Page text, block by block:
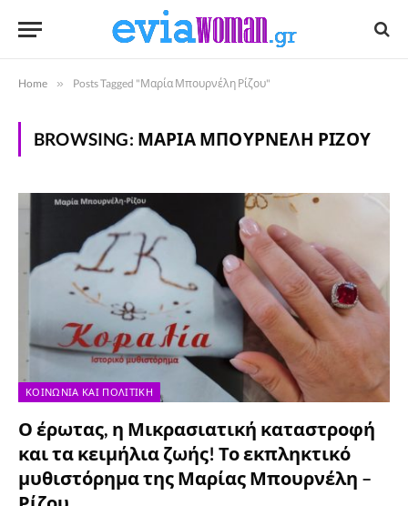
Home » Posts Tagged "Μαρία Μπουρνέλη Ρίζου"
BROWSING: ΜΑΡΊΑ ΜΠΟΥΡΝΈΛΗ ΡΊΖΟΥ
ΚΟΙΝΩΝΊΑ ΚΑΙ ΠΟΛΙΤΙΚΉ
Ο έρωτας, η Μικρασιατική καταστροφή
και τα κειμήλια ζωής! Το εκπληκτικό
μυθιστόρημα της Μαρίας Μπουρνέλη –